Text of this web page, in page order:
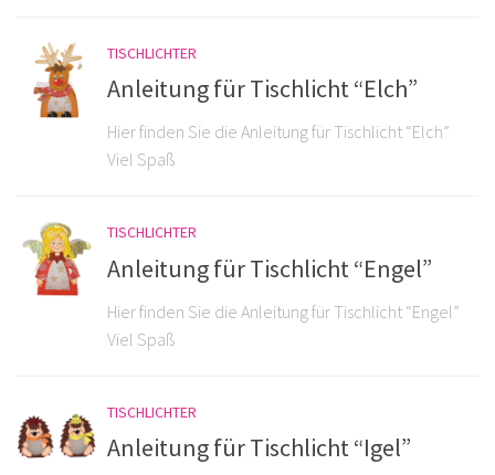
TISCHLICHTER
Anleitung für Tischlicht “Elch”
Hier finden Sie die Anleitung für Tischlicht “Elch”
Viel Spaß
TISCHLICHTER
Anleitung für Tischlicht “Engel”
Hier finden Sie die Anleitung für Tischlicht “Engel”
Viel Spaß
TISCHLICHTER
Anleitung für Tischlicht “Igel”